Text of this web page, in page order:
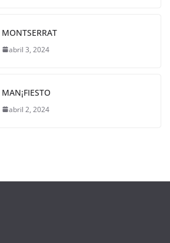
MONTSERRAT
abril 3, 2024
MAN¡FIESTO
abril 2, 2024